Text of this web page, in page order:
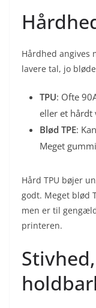
Hårdhed angives
lavere tal, jo
TPU: Ofte
eller et
Blød TPE:
Meget
Hård TPU bøjer
godt. Meget blød
men er til
printeren.